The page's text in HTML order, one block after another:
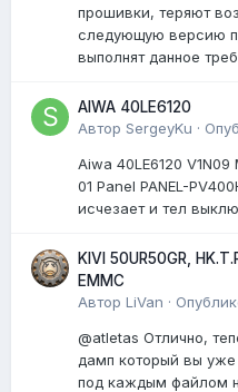
прошивки, теряют
следующую версию
выполнят данное
AIWA 40LE6120
Автор SergeyKu ·
Aiwa 40LE6120
01 Panel PANEL-
исчезает и тел
KIVI 50UR50GR,
EMMC
Автор LiVan ·
@atletas Отлично,
дамп который вы
под каждым файлом